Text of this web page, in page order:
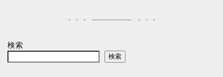
検索
検索